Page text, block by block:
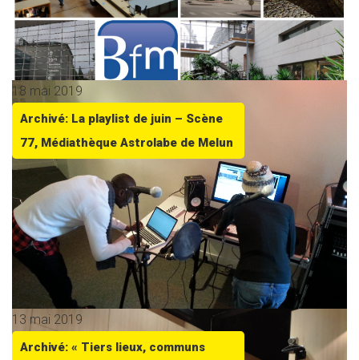
18 mai 2019
Archivé: La playlist de juin – Scène
77, Médiathèque Astrolabe de Melun
13 mai 2019
Archivé: « Tiers lieux, communs